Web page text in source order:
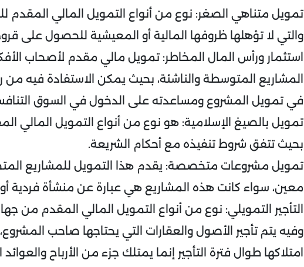
تمويل متناهي الصغر: نوع من أنواع التمويل المالي المقدم
والتي لا تؤهلها ظروفها المالية أو المعيشية للحصول على
استثمار ورأس المال المخاطر: تمويل مالي مقدم لأصحاب
المشاريع المتوسطة والناشئة، بحيث يمكن الاستفادة فيه من
في تمويل المشروع ومساعدته على الدخول في السوق
تمويل بالصيغ الإسلامية: هو نوع من أنواع التمويل المالي
بحيث تتفق شروط تنفيذه مع أحكام الشريعة.
تمويل مشروعات متخصصة: يقدم هذا التمويل للمشاريع
معين، سواء كانت هذه المشاريع هي عبارة عن منشأة فردية
التأجير التمويلي: نوع من أنواع التمويل المالي المقدم من
وفيه يتم تأجير الأصول والعقارات التي يحتاجها صاحب
امتلاكها طوال فترة التأجير إنما يمتلك جزء من الأرباح